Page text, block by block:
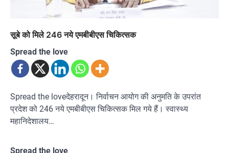
सूबे को मिले 246 नये एमबीबीएस चिकित्सक
Spread the love
Spread the loveदेहरादून। निर्वाचन आयोग की अनुमति के उपरांत
प्रदेश को 246 नये एमबीबीएस चिकित्सक मिल गये हैं। स्वास्थ्य
महानिदेशालय…
Spread the love